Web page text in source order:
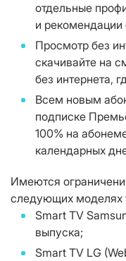
отдельные
и
Просмотр без
скачивайте на
без интернета,
Всем новым
подписке
100% на
календарных
Имеются
следующих моделях
Smart TV
выпуска;
Smart TV LG